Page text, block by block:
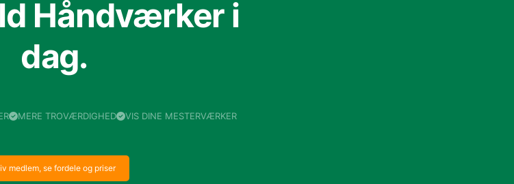
Håndværker i
dag.
MERE TROVÆRDIGHED VIS DINE MESTERVÆRKER
medlem, se fordele og priser